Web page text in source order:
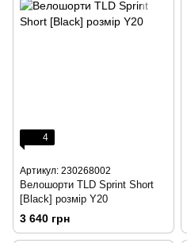
4
Артикул: 230268002
Велошорти TLD Sprint Short
[Black] розмір Y20
3 640 грн